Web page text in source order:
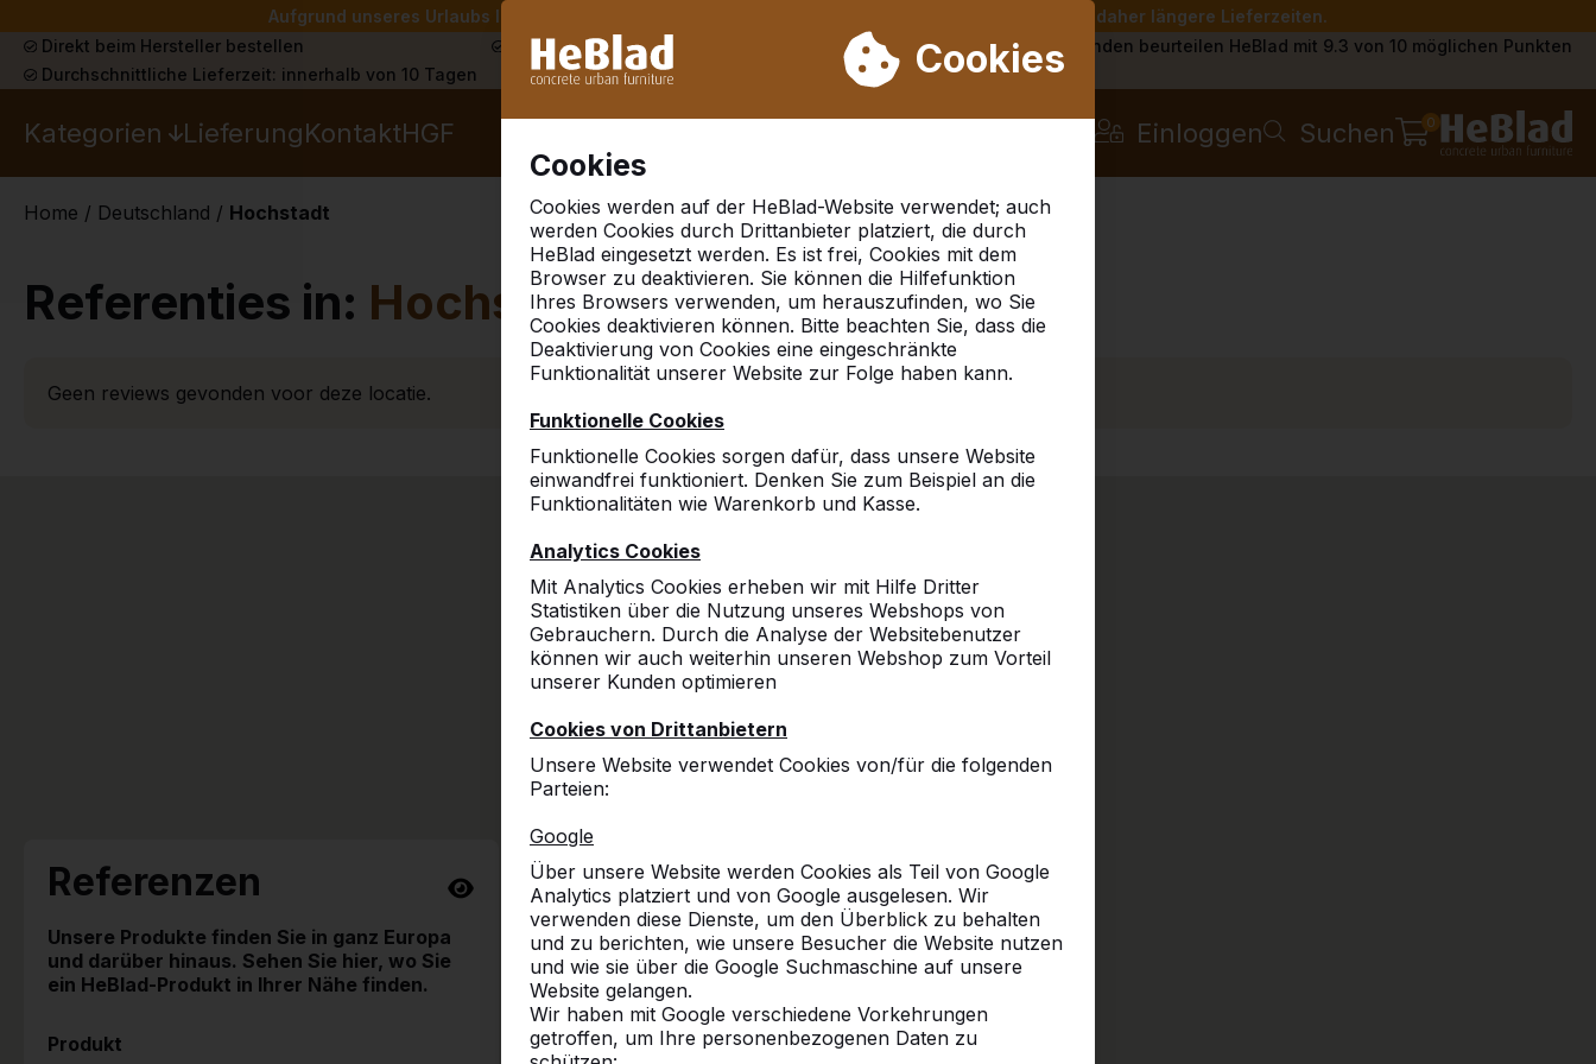
Aufgrund unseres Urlaubs liefern wir von Woche 31 bis Woche 33 nicht. Bitte berücksichtigen Sie daher längere Lieferzeiten.
Cookies
Cookies
Cookies werden auf der HeBlad-Website verwendet; auch
werden Cookies durch Drittanbieter platziert, die durch
HeBlad eingesetzt werden. Es ist frei, Cookies mit dem
Browser zu deaktivieren. Sie können die Hilfefunktion
Ihres Browsers verwenden, um herauszufinden, wo Sie
Cookies deaktivieren können. Bitte beachten Sie, dass die
Deaktivierung von Cookies eine eingeschränkte
Funktionalität unserer Website zur Folge haben kann.
Funktionelle Cookies
Funktionelle Cookies sorgen dafür, dass unsere Website
einwandfrei funktioniert. Denken Sie zum Beispiel an die
Funktionalitäten wie Warenkorb und Kasse.
Analytics Cookies
Mit Analytics Cookies erheben wir mit Hilfe Dritter
Statistiken über die Nutzung unseres Webshops von
Gebrauchern. Durch die Analyse der Websitebenutzer
können wir auch weiterhin unseren Webshop zum Vorteil
unserer Kunden optimieren
Cookies von Drittanbietern
Unsere Website verwendet Cookies von/für die folgenden
Parteien:
Google
Über unsere Website werden Cookies als Teil von Google
Analytics platziert und von Google ausgelesen. Wir
verwenden diese Dienste, um den Überblick zu behalten
und zu berichten, wie unsere Besucher die Website nutzen
und wie sie über die Google Suchmaschine auf unsere
Website gelangen.
Wir haben mit Google verschiedene Vorkehrungen
getroffen, um Ihre personenbezogenen Daten zu
Direkt beim Hersteller bestellen Schon mehr als 30.000 Produkten verkauft
Kunden beurteilen HeBlad mit 9.3 von 10 möglichen Punkten
Durchschnittliche Lieferzeit: innerhalb von 10 Tagen
Kategorien LieferungKontaktHGF Einloggen Suchen 0
Home / Deutschland / Hochstadt
Referenties in: Hochstadt
Geen reviews gevonden voor deze locatie.
Referenzen
Unsere Produkte finden Sie in ganz Europa
und darüber hinaus. Sehen Sie hier, wo Sie
ein HeBlad-Produkt in Ihrer Nähe finden.
Produkt